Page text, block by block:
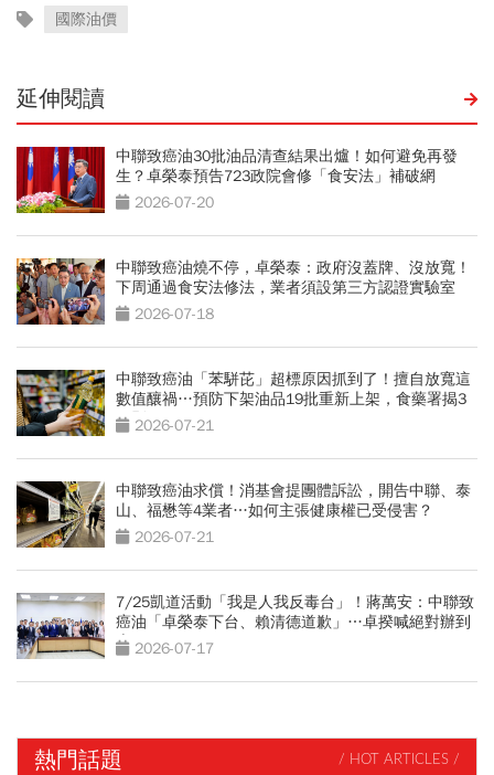
國際油價
延伸閱讀
中聯致癌油30批油品清查結果出爐！如何避免再發
生？卓榮泰預告723政院會修「食安法」補破網
2026-07-20
中聯致癌油燒不停，卓榮泰：政府沒蓋牌、沒放寬！
下周通過食安法修法，業者須設第三方認證實驗室
2026-07-18
中聯致癌油「苯駢芘」超標原因抓到了！擅自放寬這
數值釀禍…預防下架油品19批重新上架，食藥署揭3
原則2026-07-21
中聯致癌油求償！消基會提團體訴訟，開告中聯、泰
山、福懋等4業者…如何主張健康權已受侵害？
2026-07-21
7/25凱道活動「我是人我反毒台」！蔣萬安：中聯致
癌油「卓榮泰下台、賴清德道歉」…卓揆喊絕對辦到
底 2026-07-17
熱門話題 / HOT ARTICLES /